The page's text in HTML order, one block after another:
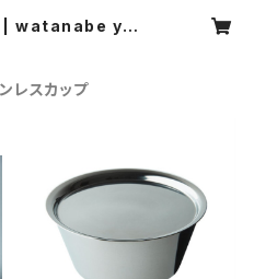
| watanabe yas
レスカップ